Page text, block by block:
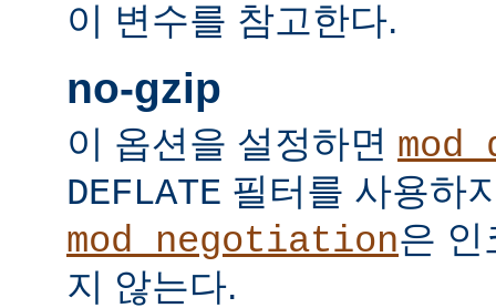
이 변수를 참고한다.
no-gzip
이 옵션을 설정하면
DEFLATE 필터를 사용하
mod_negotiation은 인
지 않는다.